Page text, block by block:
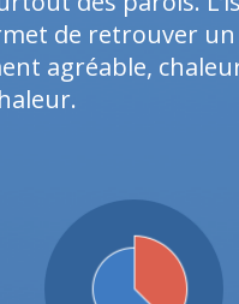
de retrouver un
agréable,